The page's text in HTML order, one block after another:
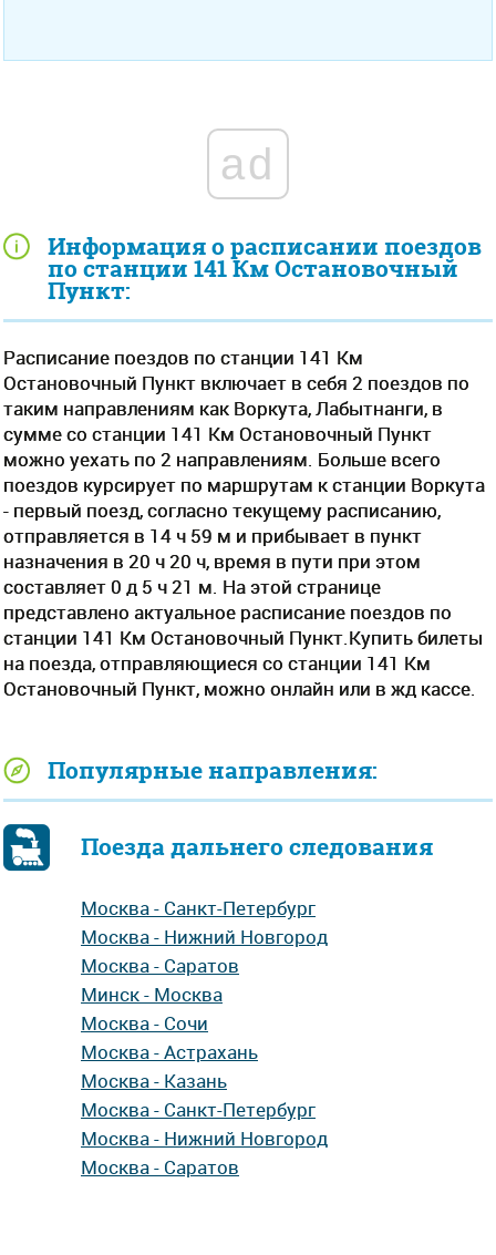
Информация о расписании поездов
по станции 141 Км Остановочный
Пункт:
Расписание поездов по станции 141 Км
Остановочный Пункт включает в себя 2 поездов по
таким направлениям как Воркута, Лабытнанги, в
сумме со станции 141 Км Остановочный Пункт
можно уехать по 2 направлениям. Больше всего
поездов курсирует по маршрутам к станции Воркута
- первый поезд, согласно текущему расписанию,
отправляется в 14 ч 59 м и прибывает в пункт
назначения в 20 ч 20 ч, время в пути при этом
составляет 0 д 5 ч 21 м. На этой странице
представлено актуальное расписание поездов по
станции 141 Км Остановочный Пункт.Купить билеты
на поезда, отправляющиеся со станции 141 Км
Остановочный Пункт, можно онлайн или в жд кассе.
Популярные направления:
Поезда дальнего следования
Москва - Санкт-Петербург
Москва - Нижний Новгород
Москва - Саратов
Минск - Москва
Москва - Сочи
Москва - Астрахань
Москва - Казань
Москва - Санкт-Петербург
Москва - Нижний Новгород
Москва - Саратов
ad